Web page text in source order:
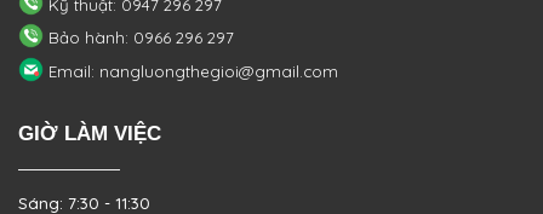
Kỹ thuật: 0947 296 297
Bảo hành: 0966 296 297
Email: nangluongthegioi@gmail.com
GIỜ LÀM VIỆC
Sáng: 7:30 - 11:30